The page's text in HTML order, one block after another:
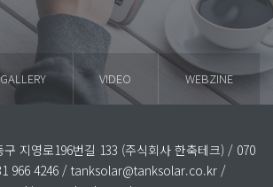
GALLERY VIDEO WEBZINE
지영로196번길 133 (주식회사 한축테크) / 070
966 4246 / tanksolar@tanksolar.co.kr /